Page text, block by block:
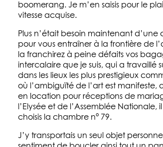
boomerang. Je m’en saisis pour le
vitesse acquise.
Plus n’était besoin maintenant
pour vous entraîner à la frontière de
la franchirez à peine défaits vos
intercalaire que je suis, qui a travaillé
dans les lieux les plus prestigieux
où l’ambiguïté de l’art est manifeste,
en location pour réceptions de
l’Elysée et de l’Assemblée Nationale,
choisis la chambre n° 79.
J’y transportais un seul objet